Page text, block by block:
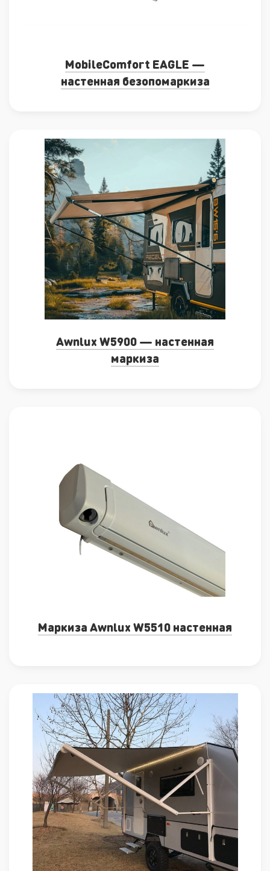
MobileComfort EAGLE —
настенная безопомаркиза
Awnlux W5900 — настенная
маркиза
Маркиза Awnlux W5510 настенная